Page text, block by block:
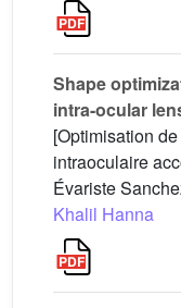
Shape
intra-ocular
[Optimisation
intraoculaire
Évariste
Khalil Hanna